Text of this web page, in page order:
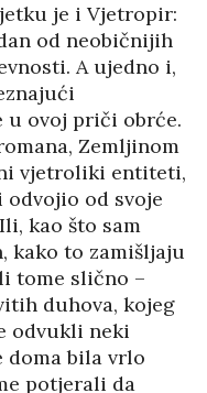
je i Vjetropir:
od neobičnijih
A ujedno i,
u ovoj priči obrće.
Zemljinom
vjetroliki entiteti,
odvojio od svoje
kao što sam
kako to zamišljaju
tome slično –
duhova, kojeg
odvukli neki
doma bila vrlo
potjerali da